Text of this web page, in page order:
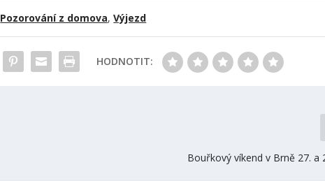
Pozorování z domova,Výjezd
HODNOTIT:
Bouřkový víkend v Brně 27. a